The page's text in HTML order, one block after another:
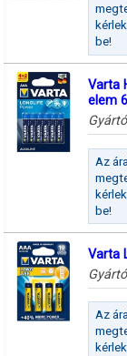
be!
Varta
elem
Az
be!
Varta
Az